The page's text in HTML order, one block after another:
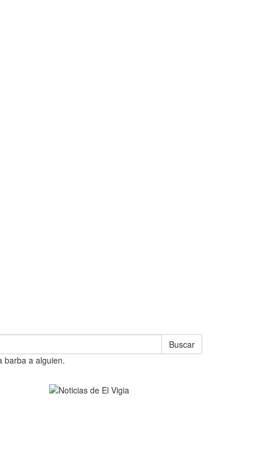
Buscar
barba a alguien.